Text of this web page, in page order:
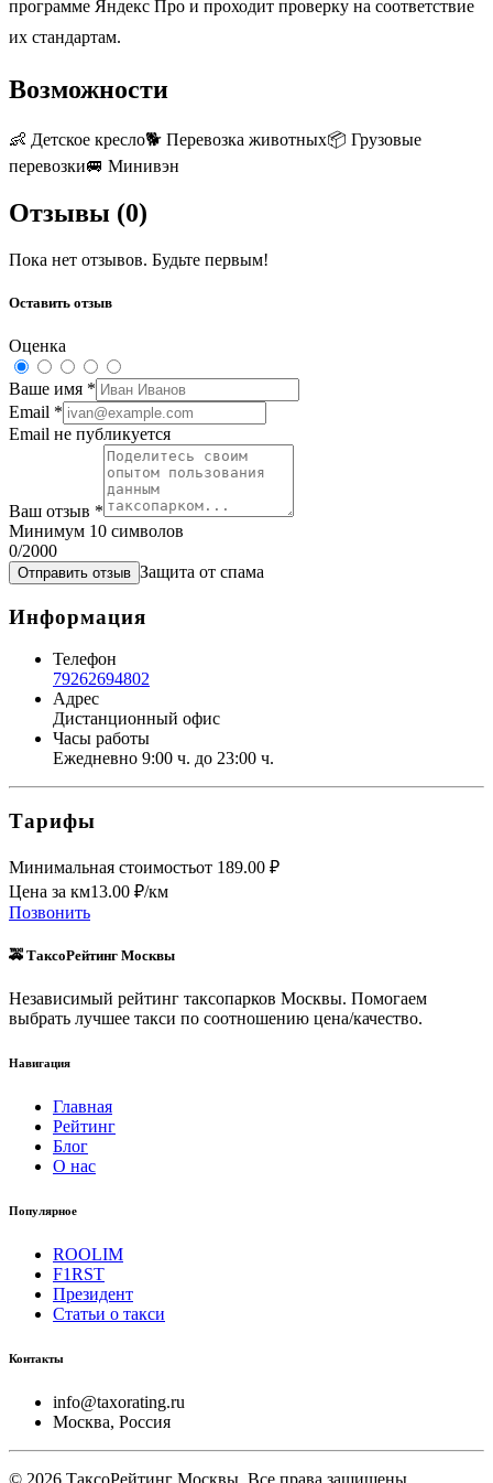
программе Яндекс Про и проходит проверку на соответствие
их стандартам.
Возможности
👶 Детское кресло🐕 Перевозка животных📦 Грузовые
перевозки🚐 Минивэн
Отзывы (0)
Пока нет отзывов. Будьте первым!
Оставить отзыв
Оценка
Ваше имя *
Email *
Email не публикуется
Ваш отзыв *
Минимум 10 символов
0/2000
Отправить отзыв Защита от спама
Информация
Телефон
79262694802
Адрес
Дистанционный офис
Часы работы
Ежедневно 9:00 ч. до 23:00 ч.
Тарифы
Минимальная стоимостьот 189.00 ₽
Цена за км13.00 ₽/км
Позвонить
🚕 ТаксоРейтинг Москвы
Независимый рейтинг таксопарков Москвы. Помогаем
выбрать лучшее такси по соотношению цена/качество.
Навигация
Главная
Рейтинг
Блог
О нас
Популярное
ROOLIM
F1RST
Президент
Статьи о такси
Контакты
info@taxorating.ru
Москва, Россия
© 2026 ТаксоРейтинг Москвы. Все права защищены.